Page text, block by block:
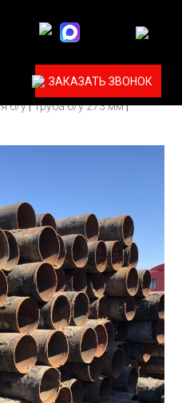
ЗАКАЗАТЬ ЗВОНОК
б/у|Труба б/у 273 мм|